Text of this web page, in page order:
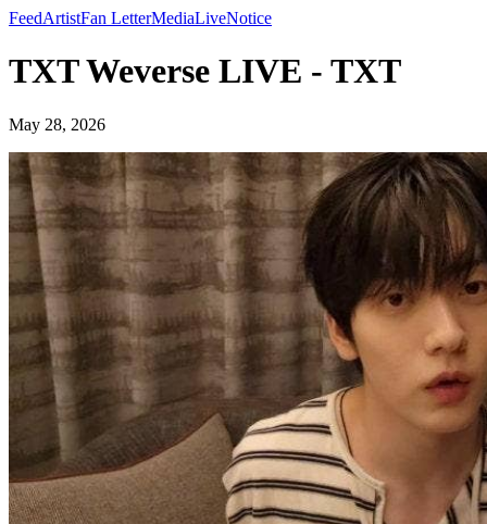
FeedArtistFan LetterMediaLiveNotice
TXT Weverse LIVE - TXT
May 28, 2026